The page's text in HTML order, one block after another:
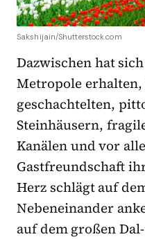
Sakshijain/Shutterstock.com
Dazwischen hat
Metropole
geschachtelten,
Steinhäusern,
Kanälen und vor
Gastfreundschaft
Herz schlägt auf
Nebeneinander
auf dem großen